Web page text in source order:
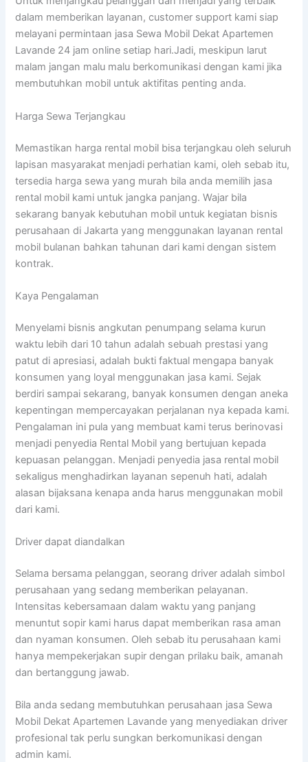
dalam memberikan layanan, customer support kami siap
melayani permintaan jasa Sewa Mobil Dekat Apartemen
Lavande 24 jam online setiap hari.Jadi, meskipun larut
malam jangan malu malu berkomunikasi dengan kami jika
membutuhkan mobil untuk aktifitas penting anda.
Harga Sewa Terjangkau
Memastikan harga rental mobil bisa terjangkau oleh seluruh
lapisan masyarakat menjadi perhatian kami, oleh sebab itu,
tersedia harga sewa yang murah bila anda memilih jasa
rental mobil kami untuk jangka panjang. Wajar bila
sekarang banyak kebutuhan mobil untuk kegiatan bisnis
perusahaan di Jakarta yang menggunakan layanan rental
mobil bulanan bahkan tahunan dari kami dengan sistem
kontrak.
Kaya Pengalaman
Menyelami bisnis angkutan penumpang selama kurun
waktu lebih dari 10 tahun adalah sebuah prestasi yang
patut di apresiasi, adalah bukti faktual mengapa banyak
konsumen yang loyal menggunakan jasa kami. Sejak
berdiri sampai sekarang, banyak konsumen dengan aneka
kepentingan mempercayakan perjalanan nya kepada kami.
Pengalaman ini pula yang membuat kami terus berinovasi
menjadi penyedia Rental Mobil yang bertujuan kepada
kepuasan pelanggan. Menjadi penyedia jasa rental mobil
sekaligus menghadirkan layanan sepenuh hati, adalah
alasan bijaksana kenapa anda harus menggunakan mobil
dari kami.
Driver dapat diandalkan
Selama bersama pelanggan, seorang driver adalah simbol
perusahaan yang sedang memberikan pelayanan.
Intensitas kebersamaan dalam waktu yang panjang
menuntut sopir kami harus dapat memberikan rasa aman
dan nyaman konsumen. Oleh sebab itu perusahaan kami
hanya mempekerjakan supir dengan prilaku baik, amanah
dan bertanggung jawab.
Bila anda sedang membutuhkan perusahaan jasa Sewa
Mobil Dekat Apartemen Lavande yang menyediakan driver
profesional tak perlu sungkan berkomunikasi dengan
admin kami.